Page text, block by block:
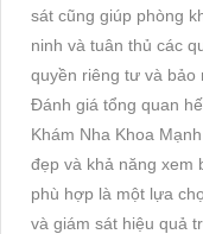
sát cũng giúp phòng
ninh và tuân thủ các
quyền riêng tư và bảo
Đánh giá tổng quan
Khám Nha Khoa
đẹp và khả năng xem
phù hợp là một lựa
và giám sát hiệu quả